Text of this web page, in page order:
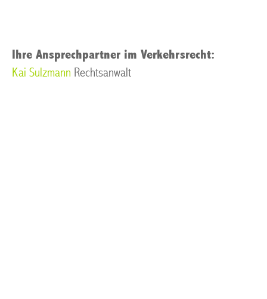
Ihre Ansprechpartner im Verkehrsrecht:
Kai Sulzmann Rechtsanwalt